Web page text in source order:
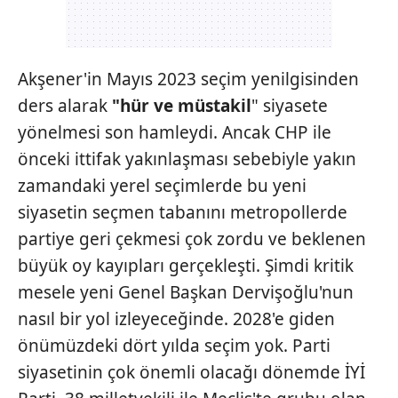
Akşener'in Mayıs 2023 seçim yenilgisinden
ders alarak "hür ve müstakil" siyasete
yönelmesi son hamleydi. Ancak CHP ile
önceki ittifak yakınlaşması sebebiyle yakın
zamandaki yerel seçimlerde bu yeni
siyasetin seçmen tabanını metropollerde
partiye geri çekmesi çok zordu ve beklenen
büyük oy kayıpları gerçekleşti. Şimdi kritik
mesele yeni Genel Başkan Dervişoğlu'nun
nasıl bir yol izleyeceğinde. 2028'e giden
önümüzdeki dört yılda seçim yok. Parti
siyasetinin çok önemli olacağı dönemde İYİ